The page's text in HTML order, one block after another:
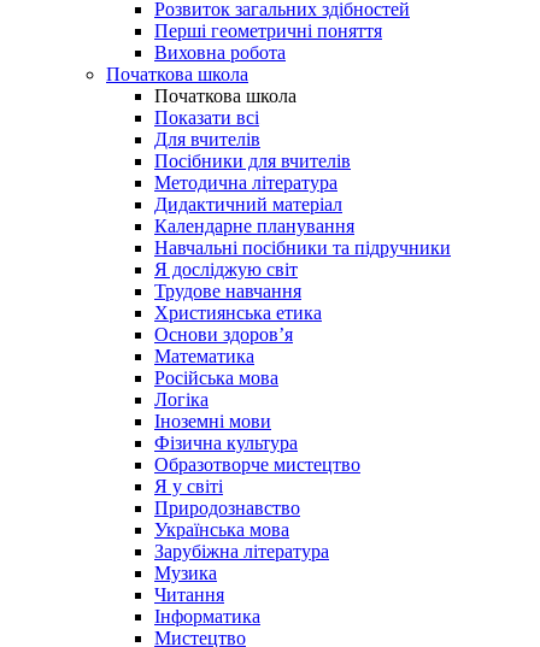
Розвиток загальних здібностей
Перші геометричні поняття
Виховна робота
Початкова школа
Початкова школа
Показати всі
Для вчителів
Посібники для вчителів
Методична література
Дидактичний матеріал
Календарне планування
Навчальні посібники та підручники
Я досліджую світ
Трудове навчання
Християнська етика
Основи здоров’я
Математика
Російська мова
Логіка
Іноземні мови
Фізична культура
Образотворче мистецтво
Я у світі
Природознавство
Українська мова
Зарубіжна література
Музика
Читання
Інформатика
Мистецтво